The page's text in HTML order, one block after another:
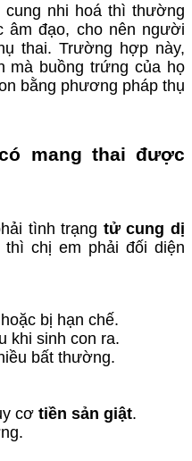
nhi hoá thì thường
âm đạo, cho nên người
thai. Trường hợp này,
mà buồng trứng của họ
bằng phương pháp thụ
mang thai được
tình trạng tử cung dị
thì chị em phải đối diện
bị hạn chế.
khi sinh con ra.
bất thường.
cơ tiền sản giật.